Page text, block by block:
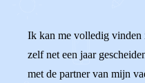
Ik kan me volledig vinden
zelf net een jaar
met de partner van mijn